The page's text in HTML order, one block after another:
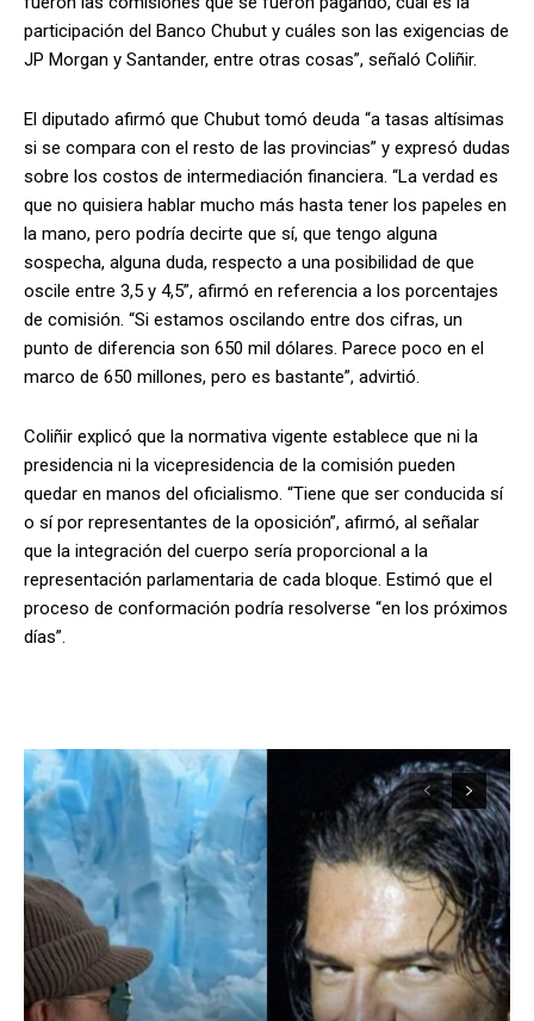
participación del Banco Chubut y cuáles son las exigencias de
JP Morgan y Santander, entre otras cosas”, señaló Coliñir.
El diputado afirmó que Chubut tomó deuda “a tasas altísimas
si se compara con el resto de las provincias” y expresó dudas
sobre los costos de intermediación financiera. “La verdad es
que no quisiera hablar mucho más hasta tener los papeles en
la mano, pero podría decirte que sí, que tengo alguna
sospecha, alguna duda, respecto a una posibilidad de que
oscile entre 3,5 y 4,5”, afirmó en referencia a los porcentajes
de comisión. “Si estamos oscilando entre dos cifras, un
punto de diferencia son 650 mil dólares. Parece poco en el
marco de 650 millones, pero es bastante”, advirtió.
Coliñir explicó que la normativa vigente establece que ni la
presidencia ni la vicepresidencia de la comisión pueden
quedar en manos del oficialismo. “Tiene que ser conducida sí
o sí por representantes de la oposición”, afirmó, al señalar
que la integración del cuerpo sería proporcional a la
representación parlamentaria de cada bloque. Estimó que el
proceso de conformación podría resolverse “en los próximos
días”.